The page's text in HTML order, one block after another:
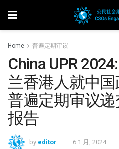
Home 普遍定期审议
China UPR
兰香港人就中
普遍定期审议
报告
by editor 6 1 月, 2024